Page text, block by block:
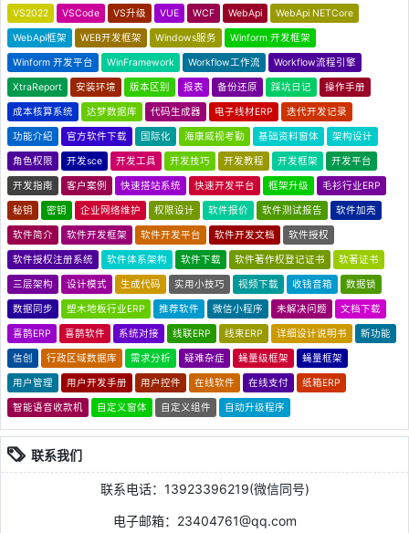
VS2022 VSCode VS升级 VUE WCF WebApi WebApi NETCore
WebApi框架 WEB开发框架 Windows服务 Winform 开发框架
Winform 开发平台 WinFramework Workflow工作流 Workflow流程引擎
XtraReport 安装环境 版本区别 报表 备份还原 踩坑日记 操作手册
成本核算系统 达梦数据库 代码生成器 电子线材ERP 迭代开发记录
功能介绍 官方软件下载 国际化 海康威视考勤 基础资料窗体 架构设计
角色权限 开发sce 开发工具 开发技巧 开发教程 开发框架 开发平台
开发指南 客户案例 快速搭站系统 快速开发平台 框架升级 毛衫行业ERP
秘钥 密钥 企业网络维护 权限设计 软件报价 软件测试报告 软件加壳
软件简介 软件开发框架 软件开发平台 软件开发文档 软件授权
软件授权注册系统 软件体系架构 软件下载 软件著作权登记证书 软著证书
三层架构 设计模式 生成代码 实用小技巧 视频下载 收钱音箱 数据锁
数据同步 塑木地板行业ERP 推荐软件 微信小程序 未解决问题 文档下载
喜鹊ERP 喜鹊软件 系统对接 线联ERP 线束ERP 详细设计说明书 新功能
信创 行政区域数据库 需求分析 疑难杂症 蝇量级框架 蝇量框架
用户管理 用户开发手册 用户控件 在线软件 在线支付 纸箱ERP
智能语音收款机 自定义窗体 自定义组件 自动升级程序
联系我们
联系电话：13923396219(微信同号)
电子邮箱：23404761@qq.com